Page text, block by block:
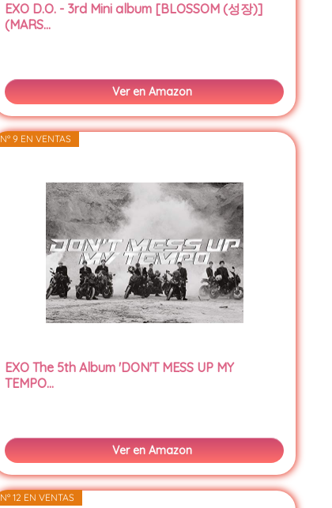
EXO D.O. - 3rd Mini album [BLOSSOM (성장)]
(MARS...
Ver en Amazon
Nº 9 EN VENTAS
EXO The 5th Album 'DON'T MESS UP MY
TEMPO...
Ver en Amazon
Nº 12 EN VENTAS